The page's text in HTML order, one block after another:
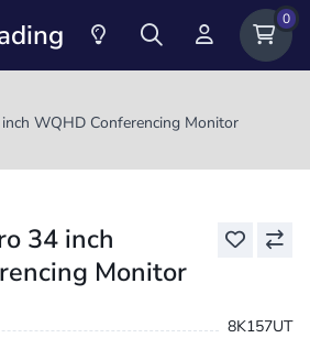
0
WQHD Conferencing Monitor
34 inch
Monitor
8K157UT